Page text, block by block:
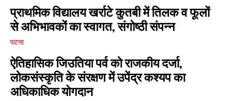
प्राथमिक विद्यालय खर्राटे कुतबी में तिलक व फूलों
से अभिभावकों का स्वागत, संगोष्ठी संपन्न
पटना
ऐतिहासिक जिउतिया पर्व को राजकीय दर्जा,
लोकसंस्कृति के संरक्षण में उपेंद्र कश्यप का
अधिकाधिक योगदान